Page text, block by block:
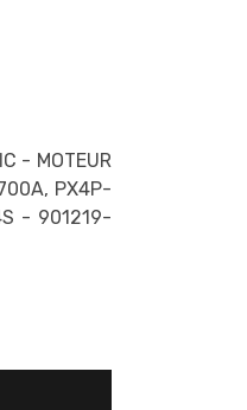
- MOTEUR
PX4P-
- 901219-